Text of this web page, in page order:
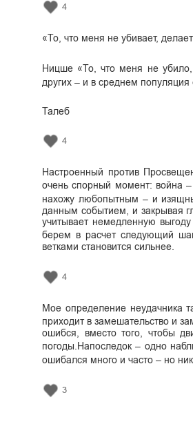
4
«То, что меня не убивает,
Ницше «То, что меня не
других – и в среднем
Талеб
4
Настроенный против
очень спорный момент: война
нахожу любопытным – и
данным событием, и закрывая
учитывает немедленную
берем в расчет следующий
ветками становится сильнее.
4
Мое определение неудачника
приходит в замешательство и
ошибся, вместо того, чтобы
погоды.Напоследок – одно
ошибался много и часто – но
3